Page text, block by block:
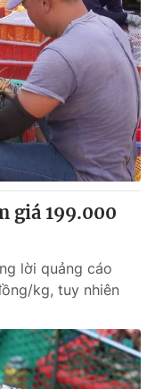
giá 199.000
lời quảng cáo
kg, tuy nhiên